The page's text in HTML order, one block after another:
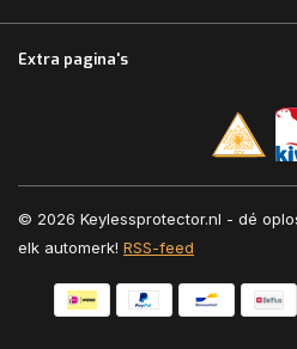
Extra pagina's
© 2026 Keylessprotector.nl - dé
elk automerk! RSS-feed